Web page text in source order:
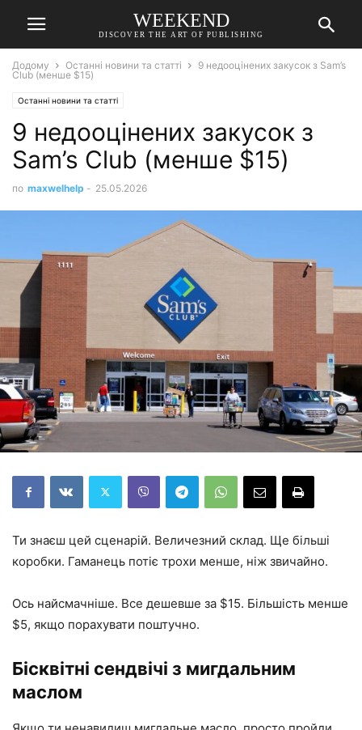
WEEKEND
DISCOVER THE ART OF PUBLISHING
Додому Останні новини та статті
9 недооцінених закусок з Sam’s
Club (менше $15)
Останні новини та статті
9 недооцінених закусок з
Sam’s Club (менше $15)
по maxwelhelp - 25.05.2026
Ти знаєш цей сценарій. Величезний склад. Ще більші
коробки. Гаманець потіє трохи менше, ніж звичайно.
Ось найсмачніше. Все дешевше за $15. Більшість менше
$5, якщо порахувати поштучно.
Бісквітні сендвічі з мигдальним
маслом